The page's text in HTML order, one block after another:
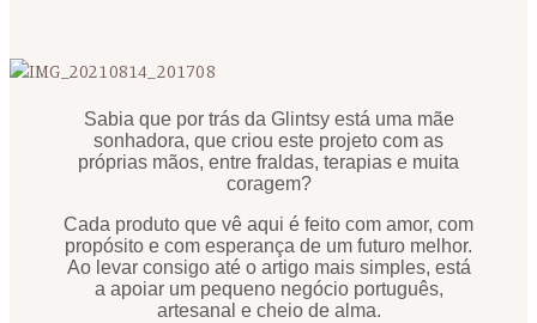
Sabia que por trás da Glintsy está uma mãe
sonhadora, que criou este projeto com as
próprias mãos, entre fraldas, terapias e muita
coragem?
Cada produto que vê aqui é feito com amor, com
propósito e com esperança de um futuro melhor.
Ao levar consigo até o artigo mais simples, está
a apoiar um pequeno negócio português,
artesanal e cheio de alma.